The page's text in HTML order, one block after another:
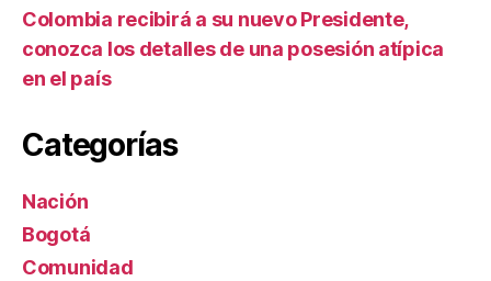
Colombia recibirá a su nuevo Presidente,
conozca los detalles de una posesión atípica
en el país
Categorías
Nación
Bogotá
Comunidad